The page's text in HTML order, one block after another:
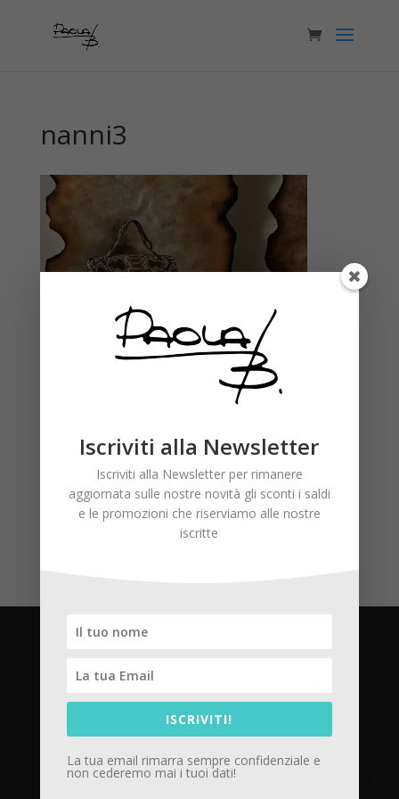
nanni3
Articoli recenti
Commenti recenti
Termini e Condizioni
Iscriviti alla Newsletter
Iscriviti alla Newsletter per rimanere
aggiornata sulle nostre novità gli sconti i saldi
e le promozioni che riserviamo alle nostre
iscritte
ISCRIVITI!
La tua email rimarra sempre confidenziale e
non cederemo mai i tuoi dati!